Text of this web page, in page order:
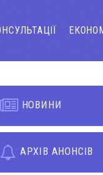
НОВИНИ
АРХІВ АНОНСІВ